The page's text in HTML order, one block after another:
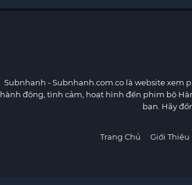
Subnhanh - Subnhanh.com.co là website xem
hành động, tình cảm, hoạt hình đến phim bộ
bạn. Hãy
Trang Chủ Giới Thiệu